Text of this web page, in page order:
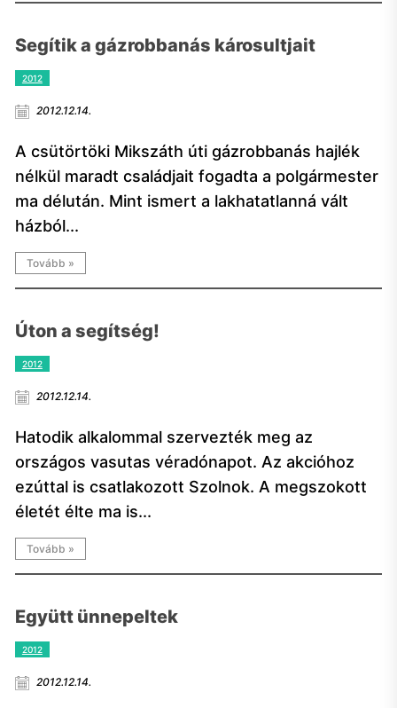
Segítik a gázrobbanás károsultjait
2012
2012.12.14.
A csütörtöki Mikszáth úti gázrobbanás hajlék
nélkül maradt családjait fogadta a polgármester
ma délután. Mint ismert a lakhatatlanná vált
házból...
Tovább »
Úton a segítség!
2012
2012.12.14.
Hatodik alkalommal szervezték meg az
országos vasutas véradónapot. Az akcióhoz
ezúttal is csatlakozott Szolnok. A megszokott
életét élte ma is...
Tovább »
Együtt ünnepeltek
2012
2012.12.14.